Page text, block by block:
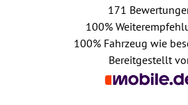
171
100%
100%Fahrzeug wie
Bereitgestellt